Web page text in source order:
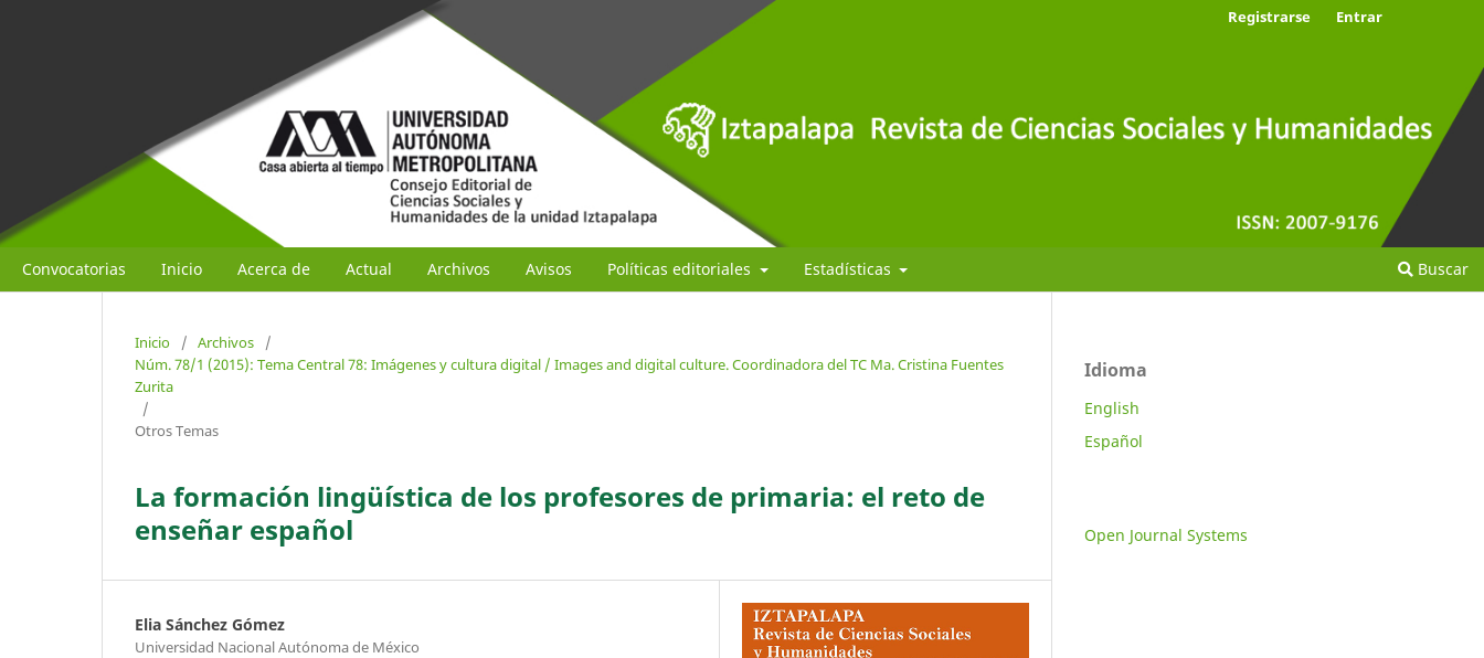
Convocatorias Inicio Acerca de Actual Archivos Avisos Políticas editoriales Estadísticas Buscar
Registrarse Entrar
Inicio / Archivos
/
Núm. 78/1 (2015): Tema Central 78: Imágenes y cultura digital / Images and digital culture. Coordinadora del TC Ma. Cristina Fuentes
Zurita
/
Otros Temas
La formación lingüística de los profesores de primaria: el reto de
enseñar español
Elia Sánchez Gómez
Universidad Nacional Autónoma de México
Idioma
English
Español
Open Journal Systems